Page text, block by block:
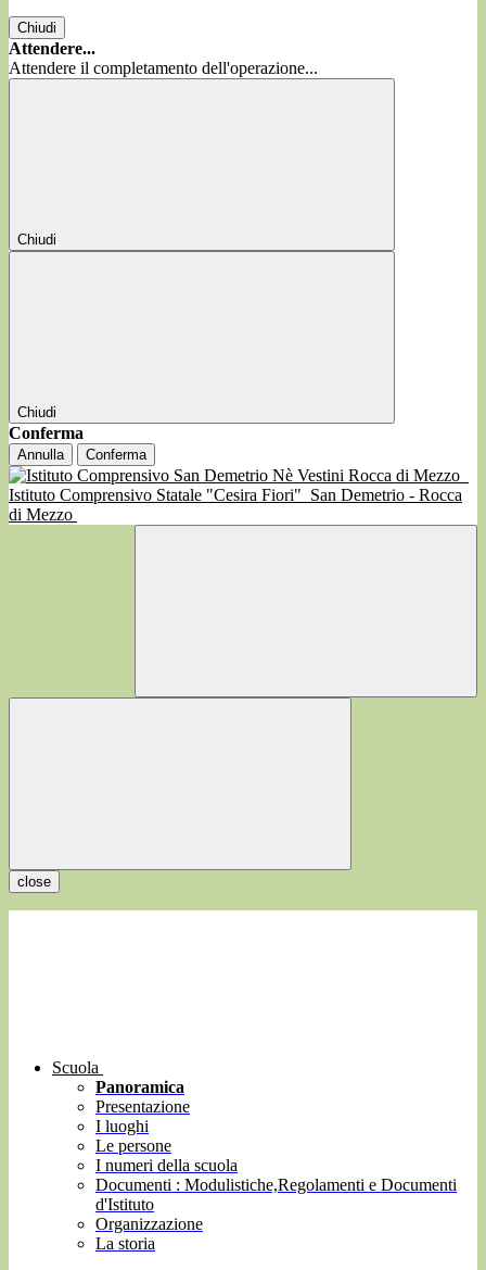
Chiudi
Attendere...
Attendere il completamento dell'operazione...
Chiudi
Chiudi
Conferma
Annulla Conferma
Istituto Comprensivo Statale "Cesira Fiori" San Demetrio - Rocca
di Mezzo
close
Scuola
Panoramica
Presentazione
I luoghi
Le persone
I numeri della scuola
Documenti : Modulistiche,Regolamenti e Documenti
d'Istituto
Organizzazione
La storia